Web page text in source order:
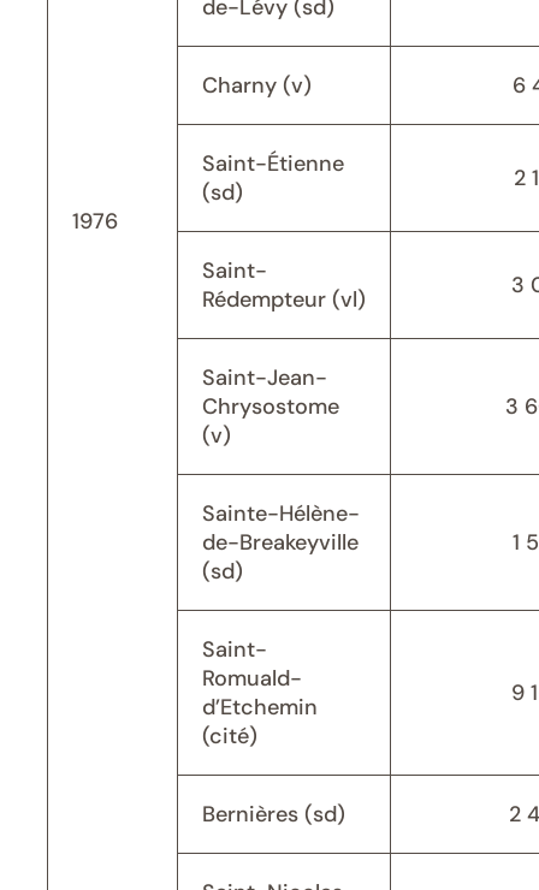
1976
de-Lévy (sd)
Charny (v) 6
Saint-Étienne
(sd)
2
Saint-
Rédempteur (vl)
3
Saint-Jean-
Chrysostome
(v)
3
Sainte-Hélène-
de-Breakeyville
(sd)
1
Saint-
Romuald-
d’Etchemin
(cité)
9
Bernières (sd) 2